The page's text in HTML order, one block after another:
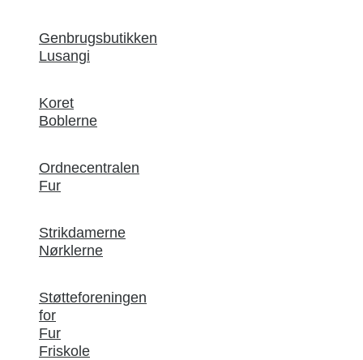
Genbrugsbutikken
Lusangi
Koret
Boblerne
Ordnecentralen
Fur
Strikdamerne
Nørklerne
Støtteforeningen
for
Fur
Friskole